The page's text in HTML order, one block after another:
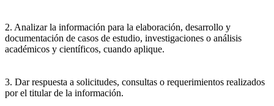
2. Analizar la información para la elaboración, desarrollo y
documentación de casos de estudio, investigaciones o análisis
académicos y científicos, cuando aplique.
3. Dar respuesta a solicitudes, consultas o requerimientos realizados
por el titular de la información.